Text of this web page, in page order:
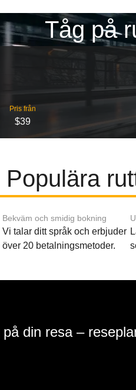
Tåg på
Pris från
$39
Populära
Bekväm och smidig bokning
Vi talar ditt språk och erbjuder
över 20 betalningsmetoder.
din resa –